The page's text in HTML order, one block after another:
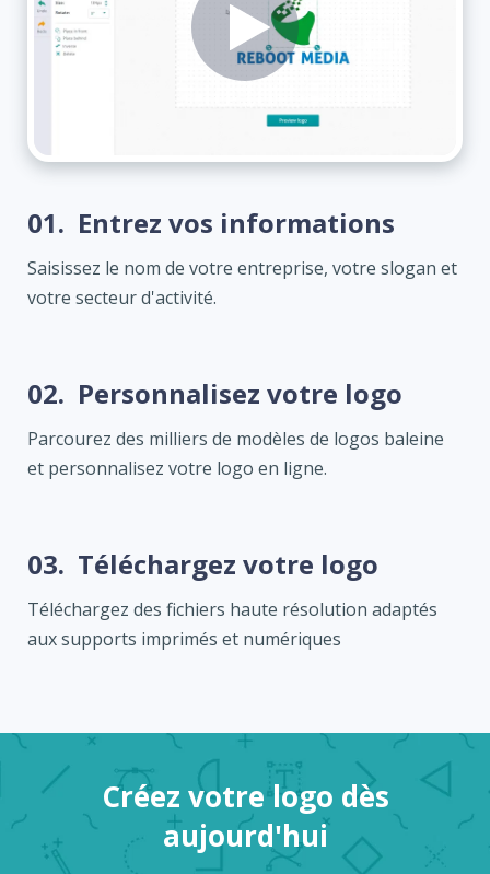
01. Entrez vos informations
Saisissez le nom de votre entreprise, votre slogan et
votre secteur d'activité.
02. Personnalisez votre logo
Parcourez des milliers de modèles de logos baleine
et personnalisez votre logo en ligne.
03. Téléchargez votre logo
Téléchargez des fichiers haute résolution adaptés
aux supports imprimés et numériques
Créez votre logo dès
aujourd'hui